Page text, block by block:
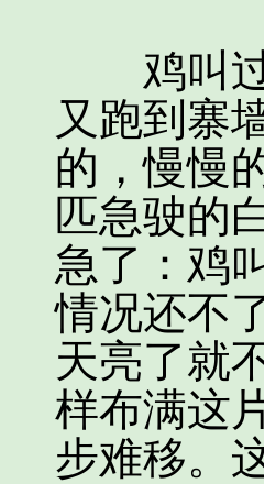
鸡叫过
又跑到寨
的，慢慢
匹急驶的
急了：鸡
情况还不
天亮了就
样布满这
步难移。